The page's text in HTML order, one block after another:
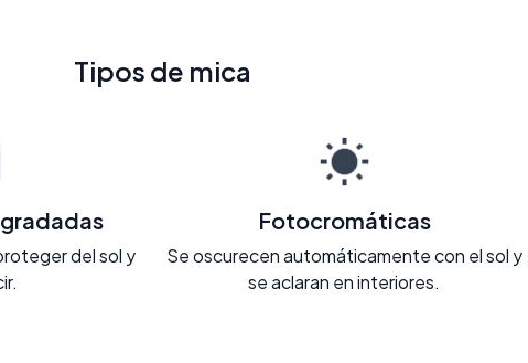
Tipos de mica
del sol y
Fotocromáticas
Se oscurecen automáticamente con el sol y
se aclaran en interiores.